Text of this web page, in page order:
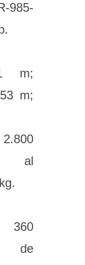
m;
m;
al
360
de